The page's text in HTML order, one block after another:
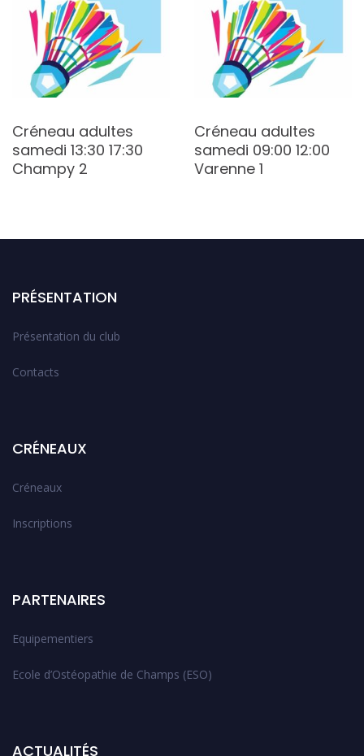
Créneau adultes
samedi 13:30 17:30
Champy 2
Créneau adultes
samedi 09:00 12:00
Varenne 1
PRÉSENTATION
Présentation du club
Contacts
CRÉNEAUX
Créneaux
Inscriptions
PARTENAIRES
Equipementiers
Ecole d’Ostéopathie de Champs (ESO)
ACTUALITÉS